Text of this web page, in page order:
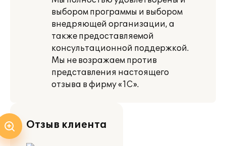
выбором программы и выбором
внедряющей организации, а
также предоставляемой
консультационной поддержкой.
Мы не возражаем против
представления настоящего
отзыва в фирму «1С».
Отзыв клиента